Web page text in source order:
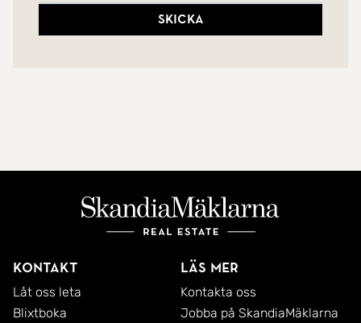
Skicka
Kontakt
Låt oss leta
Blixtboka
Läs mer
Kontakta oss
Jobba på SkandiaMäklarna